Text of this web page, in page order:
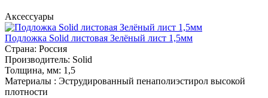
Аксессуары
Подложка Solid листовая Зелёный лист 1,5мм
Страна: Россия
Производитель: Solid
Толщина, мм: 1,5
Материалы : Эструдированный пенаполиэстирол высокой
плотности